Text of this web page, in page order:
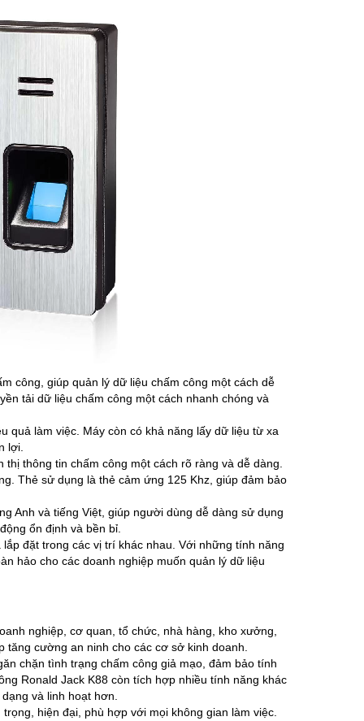
công, giúp quản lý dữ liệu chấm công một cách dễ
tải dữ liệu chấm công một cách nhanh chóng và
quả làm việc. Máy còn có khả năng lấy dữ liệu từ xa
lợi.
thông tin chấm công một cách rõ ràng và dễ dàng.
Thẻ sử dụng là thẻ cảm ứng 125 Khz, giúp đảm bảo
Anh và tiếng Việt, giúp người dùng dễ dàng sử dụng
ổn định và bền bỉ.
đặt trong các vị trí khác nhau. Với những tính năng
hảo cho các doanh nghiệp muốn quản lý dữ liệu
nghiệp, cơ quan, tổ chức, nhà hàng, kho xưởng,
cường an ninh cho các cơ sở kinh doanh.
chặn tình trạng chấm công giả mạo, đảm bảo tính
Ronald Jack K88 còn tích hợp nhiều tính năng khác
và linh hoạt hơn.
hiện đại, phù hợp với mọi không gian làm việc.